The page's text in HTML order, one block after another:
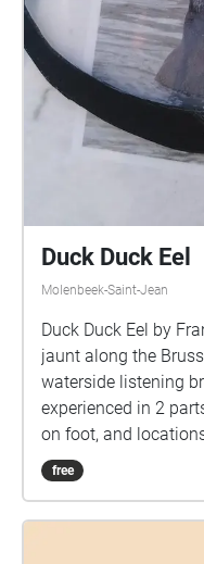
Duck Duck Eel
Molenbeek-Saint-Jean
Duck Duck Eel by
jaunt along the
waterside listening
experienced in 2
on foot, and
scooter. Track 1: I didn’t really understand that that
was the situation
free